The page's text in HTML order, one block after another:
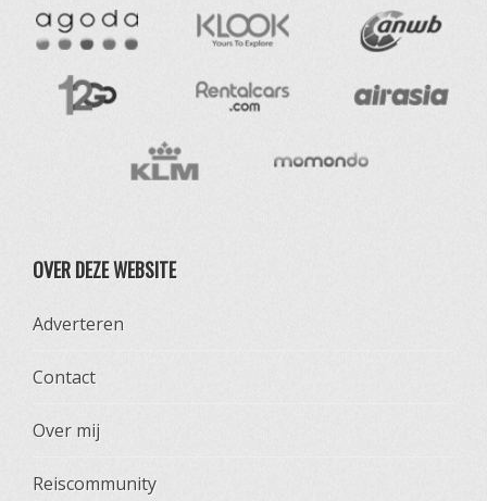
OVER DEZE WEBSITE
Adverteren
Contact
Over mij
Reiscommunity